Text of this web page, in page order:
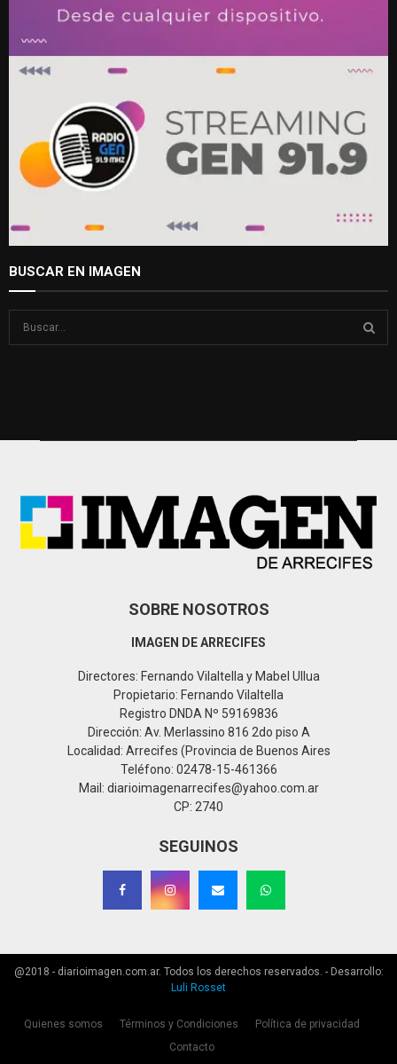
BUSCAR EN IMAGEN
SOBRE NOSOTROS
IMAGEN DE ARRECIFES
Directores: Fernando Vilaltella y Mabel Ullua
Propietario: Fernando Vilaltella
Registro DNDA Nº 59169836
Dirección: Av. Merlassino 816 2do piso A
Localidad: Arrecifes (Provincia de Buenos Aires
Teléfono: 02478-15-461366
Mail: diarioimagenarrecifes@yahoo.com.ar
CP: 2740
SEGUINOS
@2018 - diarioimagen.com.ar. Todos los derechos reservados. - Desarrollo:
Luli Rosset
Quienes somos Términos y Condiciones
Política de privacidad
Contacto